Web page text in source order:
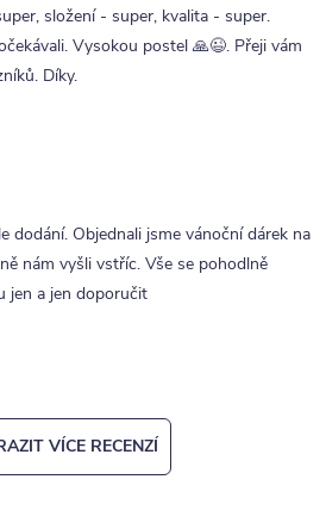
složení - super, kvalita - super.
Vysokou postel 🙏😉. Přeji vám
Díky.
dodání. Objednali jsme vánoční dárek na
nám vyšli vstříc. Vše se pohodlně
jen a jen doporučit
VÍCE RECENZÍ